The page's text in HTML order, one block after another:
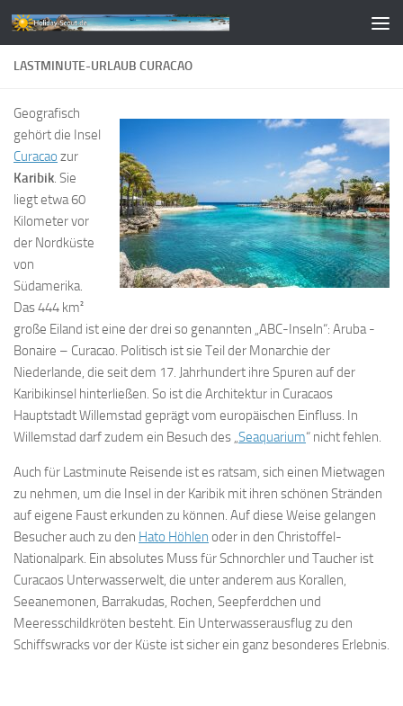
Zum Inhalt springen
LASTMINUTE-URLAUB CURACAO
Geografisch
gehört die Insel
Curacao zur
Karibik. Sie
liegt etwa 60
Kilometer vor
der Nordküste
von
Südamerika.
Das 444 km²
große Eiland ist eine der drei so genannten „ABC-Inseln“: Aruba -
Bonaire – Curacao. Politisch ist sie Teil der Monarchie der
Niederlande, die seit dem 17. Jahrhundert ihre Spuren auf der
Karibikinsel hinterließen. So ist die Architektur in Curacaos
Hauptstadt Willemstad geprägt vom europäischen Einfluss. In
Willemstad darf zudem ein Besuch des „Seaquarium“ nicht fehlen.
Auch für Lastminute Reisende ist es ratsam, sich einen Mietwagen
zu nehmen, um die Insel in der Karibik mit ihren schönen Stränden
auf eigene Faust erkunden zu können. Auf diese Weise gelangen
Besucher auch zu den Hato Höhlen oder in den Christoffel-
Nationalpark. Ein absolutes Muss für Schnorchler und Taucher ist
Curacaos Unterwasserwelt, die unter anderem aus Korallen,
Seeanemonen, Barrakudas, Rochen, Seepferdchen und
Meeresschildkröten besteht. Ein Unterwasserausflug zu den
Schiffswracks vor der Küste ist sicher ein ganz besonderes Erlebnis.